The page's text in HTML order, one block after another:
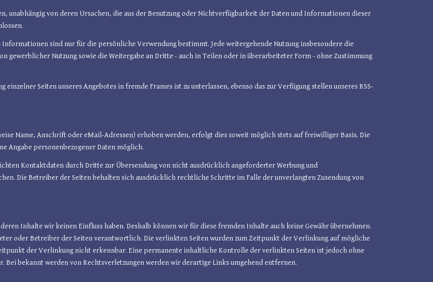
unabhängig von deren Ursachen, die aus der Benutzung oder Nichtverfügbarkeit der Daten und Informationen dieser
sind nur für die persönliche Verwendung bestimmt. Jede weitergehende Nutzung insbesondere die
gewerblicher Nutzung sowie die Weitergabe an Dritte - auch in Teilen oder in überarbeiteter Form - ohne Zustimmung
Seiten unseres Angebotes in fremde Frames ist zu unterlassen, ebenso das zur Verfügung stellen unseres RSS-
Name, Anschrift oder eMail-Adressen) erhoben werden, erfolgt dies soweit möglich stets auf freiwilliger Basis. Die
Angabe personenbezogener Daten möglich.
Kontaktdaten durch Dritte zur Übersendung von nicht ausdrücklich angeforderter Werbung und
Die Betreiber der Seiten behalten sich ausdrücklich rechtliche Schritte im Falle der unverlangten Zusendung von
Inhalte wir keinen Einfluss haben. Deshalb können wir für diese fremden Inhalte auch keine Gewähr übernehmen.
oder Betreiber der Seiten verantwortlich. Die verlinkten Seiten wurden zum Zeitpunkt der Verlinkung auf mögliche
der Verlinkung nicht erkennbar. Eine permanente inhaltliche Kontrolle der verlinkten Seiten ist jedoch ohne
bekannt werden von Rechtsverletzungen werden wir derartige Links umgehend entfernen.